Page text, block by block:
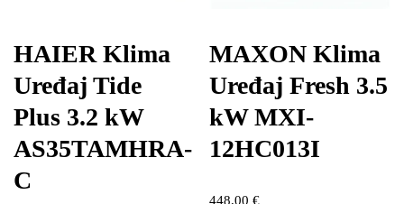
HAIER Klima
Uređaj Tide
Plus 3.2 kW
AS35TAMHRA-
C
MAXON Klima
Uređaj Fresh 3.5
kW MXI-
12HC013I
448,00€